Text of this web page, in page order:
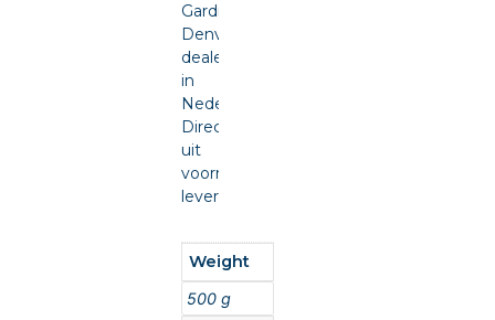
Gardner
Denver
dealer
in
Nederland.
Direct
uit
voorraad
leverbaar.
Weight
500 g